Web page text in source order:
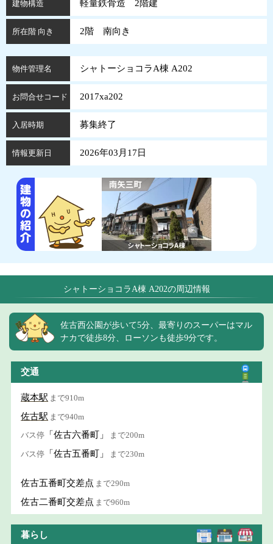
建物構造 軽量鉄骨造 2階建
所在階 向き 2階 南向き
物件管理名 シャトーショコラA棟 A202
お問合せコード 2017xa202
入居時期 募集終了
情報更新日 2026年03月17日
シャトーショコラA棟 A202の周辺情報
佐古西公園が歩いて5分、最寄りのスーパーはマル
ナカで徒歩8分、ローソンも徒歩9分です。
交通
蔵本駅 まで910m
佐古駅 まで940m
バス停 「佐古六番町」 まで200m
バス停 「佐古五番町」 まで230m
佐古五番町交差点 まで290m
佐古二番町交差点 まで960m
暮らし